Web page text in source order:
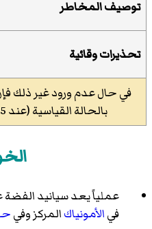
توصيف المخاطر
تحذيرات وقائية
في حال عدم ورود غير ذلك فإن
بالحالة القياسية (عند 25 °س و 100 كيلوباسكال)
عملياً يعد سيانيد الفضة
فيالأمونياكالمركز وفي